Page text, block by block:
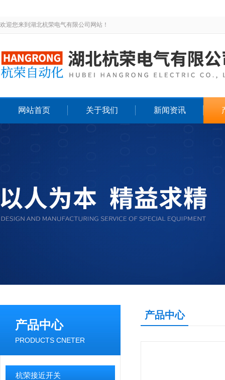
欢迎您来到湖北杭荣电气有限公司网站！
网站首页 关于我们 新闻资讯
产品中心
PRODUCTS CNETER
杭荣接近开关
产品中心